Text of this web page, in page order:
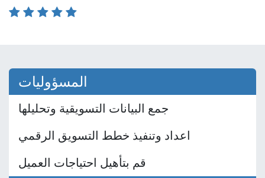
المسؤوليات
جمع البيانات التسويقية وتحليلها
اعداد وتنفيذ خطط التسويق الرقمي
قم بتأهيل احتياجات العميل